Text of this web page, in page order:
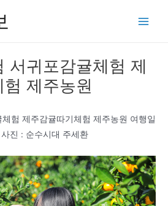
서귀포감귤체험 제
제주농원
험 제주감귤따기체험 제주농원 여행일
진 : 순수시대 주세환